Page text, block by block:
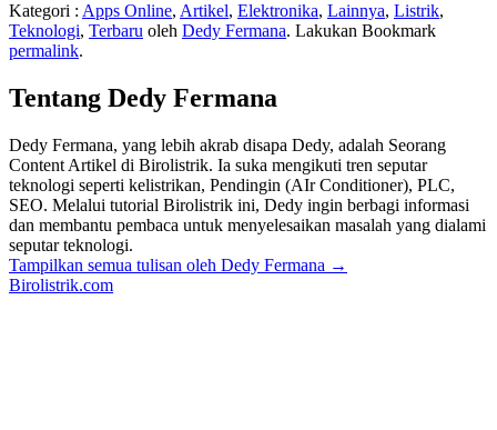
Kategori : Apps Online, Artikel, Elektronika, Lainnya, Listrik,
Teknologi, Terbaru oleh Dedy Fermana. Lakukan Bookmark
permalink.
Tentang Dedy Fermana
Dedy Fermana, yang lebih akrab disapa Dedy, adalah Seorang
Content Artikel di Birolistrik. Ia suka mengikuti tren seputar
teknologi seperti kelistrikan, Pendingin (AIr Conditioner), PLC,
SEO. Melalui tutorial Birolistrik ini, Dedy ingin berbagi informasi
dan membantu pembaca untuk menyelesaikan masalah yang dialami
seputar teknologi.
Tampilkan semua tulisan oleh Dedy Fermana →
Birolistrik.com